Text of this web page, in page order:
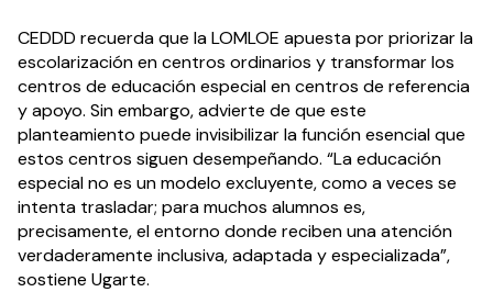
CEDDD recuerda que la LOMLOE apuesta por priorizar la
escolarización en centros ordinarios y transformar los
centros de educación especial en centros de referencia
y apoyo. Sin embargo, advierte de que este
planteamiento puede invisibilizar la función esencial que
estos centros siguen desempeñando. “La educación
especial no es un modelo excluyente, como a veces se
intenta trasladar; para muchos alumnos es,
precisamente, el entorno donde reciben una atención
verdaderamente inclusiva, adaptada y especializada”,
sostiene Ugarte.